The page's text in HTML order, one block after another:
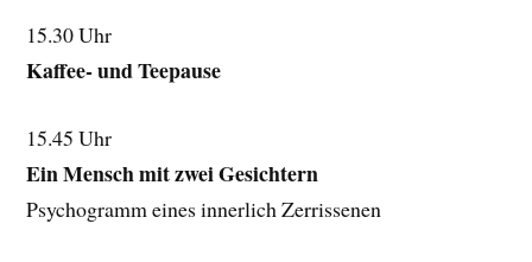
15.30 Uhr
Kaffee- und Teepause
15.45 Uhr
Ein Mensch mit zwei Gesichtern
Psychogramm eines innerlich Zerrissenen